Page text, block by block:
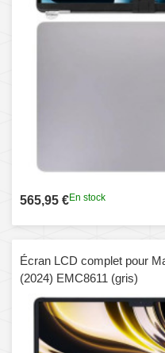
565,95 €En stock
Écran LCD complet pour
(2024) EMC8611 (gris)